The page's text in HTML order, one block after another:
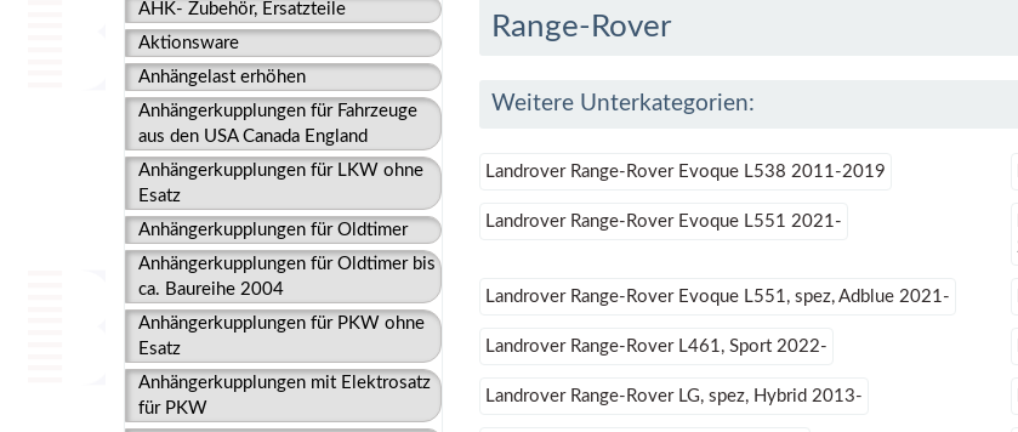
AHK- Zubehör, Ersatzteile
Aktionsware
Anhängelast erhöhen
Anhängerkupplungen für Fahrzeuge
aus den USA Canada England
Anhängerkupplungen für LKW ohne
Esatz
Anhängerkupplungen für Oldtimer
Anhängerkupplungen für Oldtimer bis
ca. Baureihe 2004
Anhängerkupplungen für PKW ohne
Esatz
Anhängerkupplungen mit Elektrosatz
für PKW
Range-Rover
Weitere Unterkategorien:
Landrover Range-Rover Evoque L538 2011-2019
Landrover Range-Rover Evoque L551 2021-
Landrover Range-Rover Evoque L551, spez, Adblue 2021-
Landrover Range-Rover L461, Sport 2022-
Landrover Range-Rover LG, spez, Hybrid 2013-